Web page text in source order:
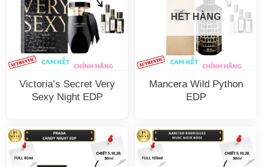
Victoria’s Secret Very
Sexy Night EDP
HẾT HÀNG
Mancera Wild Python
EDP